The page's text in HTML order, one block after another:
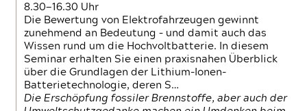
8.30—16.30 Uhr
Die Bewertung von Elektrofahrzeugen gewinnt
zunehmend an Bedeutung – und damit auch das
Wissen rund um die Hochvoltbatterie. In diesem
Seminar erhalten Sie einen praxisnahen Überblick
über die Grundlagen der Lithium-Ionen-
Batterietechnologie, deren S…
Die Erschöpfung fossiler Brennstoffe, aber auch der